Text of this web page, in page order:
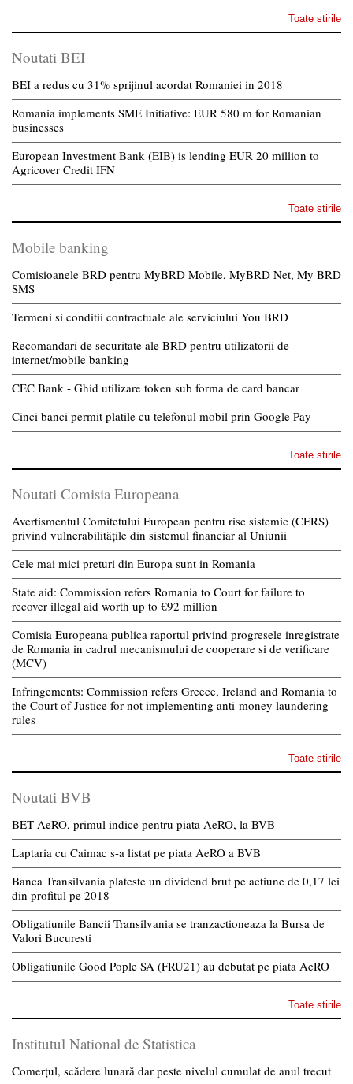
Toate stirile
Noutati BEI
BEI a redus cu 31% sprijinul acordat Romaniei in 2018
Romania implements SME Initiative: EUR 580 m for Romanian
businesses
European Investment Bank (EIB) is lending EUR 20 million to
Agricover Credit IFN
Toate stirile
Mobile banking
Comisioanele BRD pentru MyBRD Mobile, MyBRD Net, My BRD
SMS
Termeni si conditii contractuale ale serviciului You BRD
Recomandari de securitate ale BRD pentru utilizatorii de
internet/mobile banking
CEC Bank - Ghid utilizare token sub forma de card bancar
Cinci banci permit platile cu telefonul mobil prin Google Pay
Toate stirile
Noutati Comisia Europeana
Avertismentul Comitetului European pentru risc sistemic (CERS)
privind vulnerabilitățile din sistemul financiar al Uniunii
Cele mai mici preturi din Europa sunt in Romania
State aid: Commission refers Romania to Court for failure to
recover illegal aid worth up to €92 million
Comisia Europeana publica raportul privind progresele inregistrate
de Romania in cadrul mecanismului de cooperare si de verificare
(MCV)
Infringements: Commission refers Greece, Ireland and Romania to
the Court of Justice for not implementing anti-money laundering
rules
Toate stirile
Noutati BVB
BET AeRO, primul indice pentru piata AeRO, la BVB
Laptaria cu Caimac s-a listat pe piata AeRO a BVB
Banca Transilvania plateste un dividend brut pe actiune de 0,17 lei
din profitul pe 2018
Obligatiunile Bancii Transilvania se tranzactioneaza la Bursa de
Valori Bucuresti
Obligatiunile Good Pople SA (FRU21) au debutat pe piata AeRO
Toate stirile
Institutul National de Statistica
Comerțul, scădere lunară dar peste nivelul cumulat de anul trecut